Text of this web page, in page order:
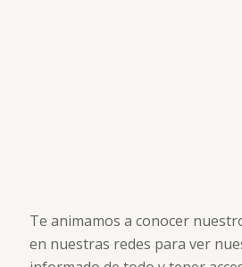
Te animamos a conocer
en nuestras redes para ver